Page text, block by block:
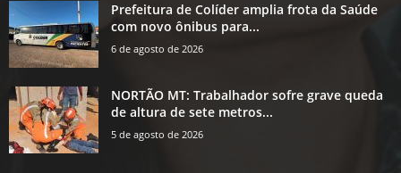
Prefeitura de Colíder amplia frota da Saúde
com novo ônibus para...
6 de agosto de 2026
NORTÃO MT: Trabalhador sofre grave queda
de altura de sete metros...
5 de agosto de 2026